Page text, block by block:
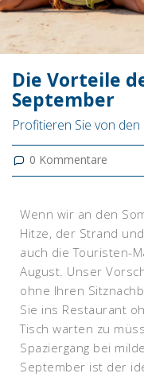
Die Vorteile
September
Profitieren Sie von
0 Kommentare
Wenn wir an den
Hitze, der Strand
auch die Touristen-
August. Unser
ohne Ihren
Sie ins Restaurant
Tisch warten zu
Spaziergang bei
September ist der